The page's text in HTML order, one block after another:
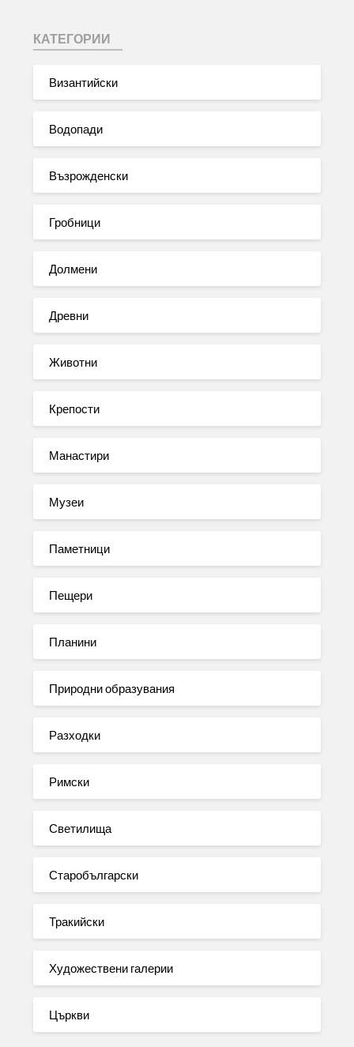
КАТЕГОРИИ
Византийски
Водопади
Възрожденски
Гробници
Долмени
Древни
Животни
Крепости
Манастири
Музеи
Паметници
Пещери
Планини
Природни образувания
Разходки
Римски
Светилища
Старобългарски
Тракийски
Художествени галерии
Църкви